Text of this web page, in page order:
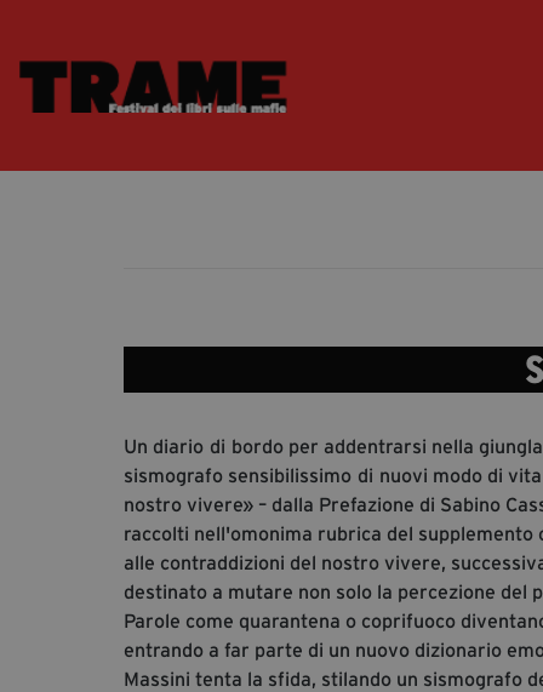
Un diario di bordo per addentrarsi nella
sismografo sensibilissimo di nuovi modo di
nostro vivere» – dalla Prefazione di Sabino
raccolti nell'omonima rubrica del supplemento
alle contraddizioni del nostro vivere,
destinato a mutare non solo la percezione
Parole come quarantena o coprifuoco
entrando a far parte di un nuovo dizionario
Massini tenta la sfida, stilando un sismografo